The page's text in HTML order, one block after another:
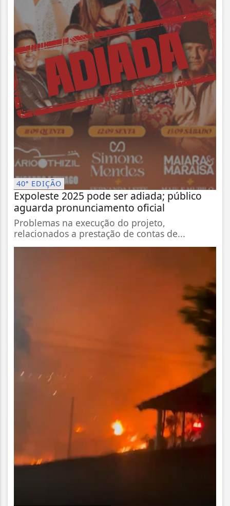
40ª EDIÇÃO
Expoleste 2025 pode ser adiada; público
aguarda pronunciamento oficial
Problemas na execução do projeto,
relacionados a prestação de contas de...